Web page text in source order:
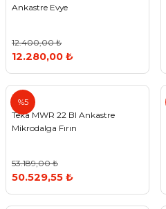
Ankastre Evye
12.400,00 ₺
12.280,00 ₺
%5
Teka
Teka MWR 22 BI Ankastre
Mikrodalga Fırın
53.189,00 ₺
50.529,55 ₺